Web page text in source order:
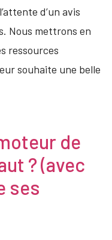
d’un avis
Nous mettrons en
ressources
souhaite une belle
de
? (avec
ses